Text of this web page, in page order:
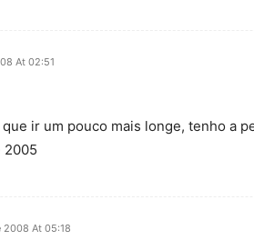
At 02:51
ir um pouco mais longe, tenho a
2005
2008 At 05:18